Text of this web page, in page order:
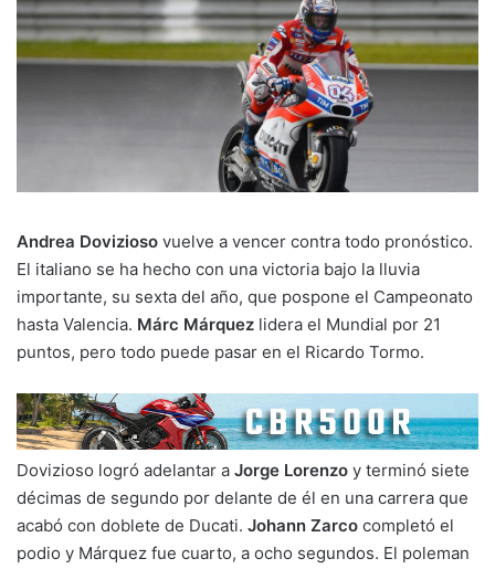
Andrea Dovizioso vuelve a vencer contra todo pronóstico.
El italiano se ha hecho con una victoria bajo la lluvia
importante, su sexta del año, que pospone el Campeonato
hasta Valencia. Márc Márquez lidera el Mundial por 21
puntos, pero todo puede pasar en el Ricardo Tormo.
Dovizioso logró adelantar a Jorge Lorenzo y terminó siete
décimas de segundo por delante de él en una carrera que
acabó con doblete de Ducati. Johann Zarco completó el
podio y Márquez fue cuarto, a ocho segundos. El poleman